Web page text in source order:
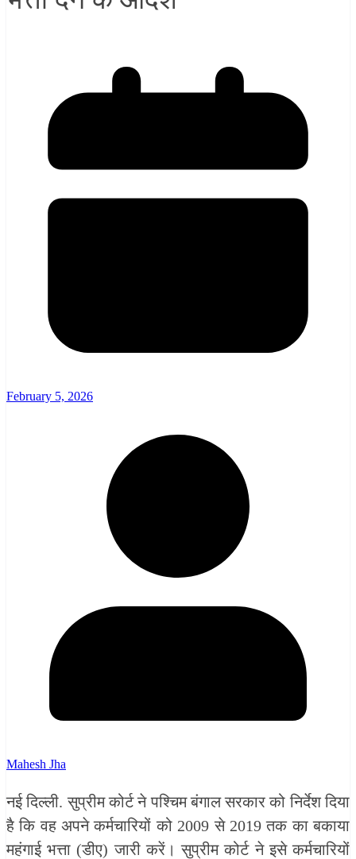
February 5, 2026
Mahesh Jha
नई दिल्ली. सुप्रीम कोर्ट ने पश्चिम बंगाल सरकार को निर्देश दिया
है कि वह अपने कर्मचारियों को 2009 से 2019 तक का बकाया
महंगाई भत्ता (डीए) जारी करें। सुप्रीम कोर्ट ने इसे कर्मचारियों